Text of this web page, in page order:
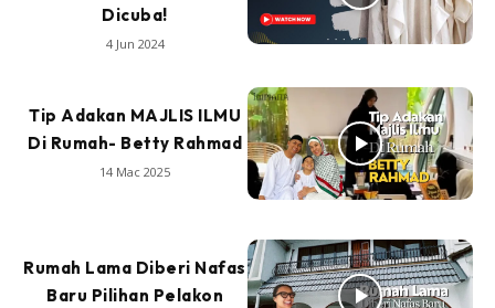
Dicuba!
4 Jun 2024
Tip Adakan MAJLIS ILMU
Di Rumah- Betty Rahmad
14 Mac 2025
Rumah Lama Diberi Nafas
Baru Pilihan Pelakon